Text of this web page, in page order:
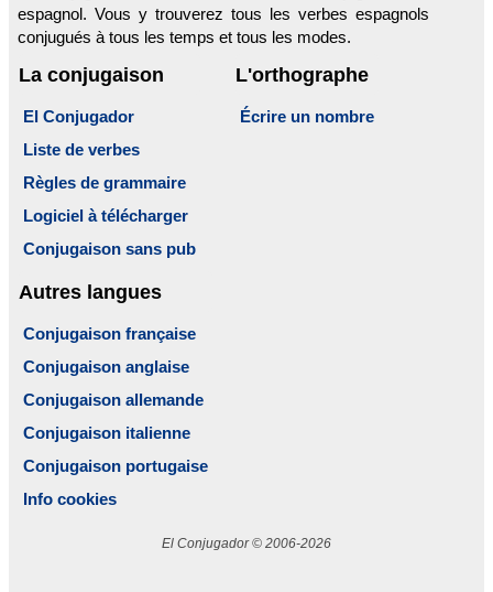
espagnol. Vous y trouverez tous les verbes espagnols
conjugués à tous les temps et tous les modes.
La conjugaison
El Conjugador
Liste de verbes
Règles de grammaire
Logiciel à télécharger
Conjugaison sans pub
L'orthographe
Écrire un nombre
Autres langues
Conjugaison française
Conjugaison anglaise
Conjugaison allemande
Conjugaison italienne
Conjugaison portugaise
Info cookies
El Conjugador © 2006-2026